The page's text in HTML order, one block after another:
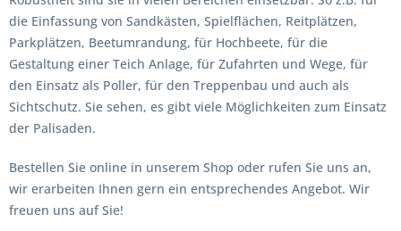
die Einfassung von Sandkästen, Spielflächen, Reitplätzen,
Parkplätzen, Beetumrandung, für Hochbeete, für die
Gestaltung einer Teich Anlage, für Zufahrten und Wege, für
den Einsatz als Poller, für den Treppenbau und auch als
Sichtschutz. Sie sehen, es gibt viele Möglichkeiten zum Einsatz
der Palisaden.
Bestellen Sie online in unserem Shop oder rufen Sie uns an,
wir erarbeiten Ihnen gern ein entsprechendes Angebot. Wir
freuen uns auf Sie!